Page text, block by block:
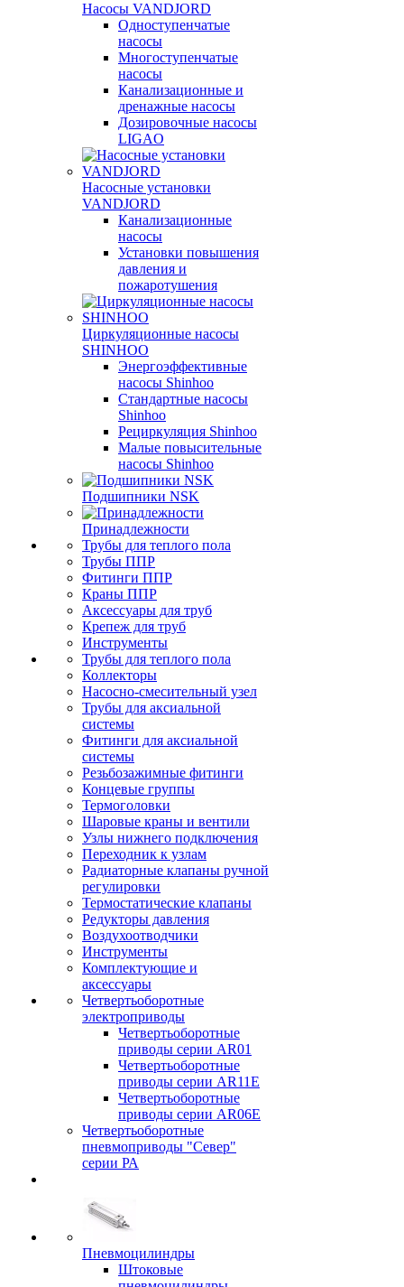
Насосы VANDJORD
Одноступенчатые
насосы
Многоступенчатые
насосы
Канализационные и
дренажные насосы
Дозировочные насосы
LIGAO
Насосные установки
VANDJORD
Канализационные
насосы
Установки повышения
давления и
пожаротушения
Циркуляционные насосы
SHINHOO
Энергоэффективные
насосы Shinhoo
Стандартные насосы
Shinhoo
Рециркуляция Shinhoo
Малые повысительные
насосы Shinhoo
Подшипники NSK
Принадлежности
Трубы для теплого пола
Трубы ППР
Фитинги ППР
Краны ППР
Аксессуары для труб
Крепеж для труб
Инструменты
Трубы для теплого пола
Коллекторы
Насосно-смесительный узел
Трубы для аксиальной
системы
Фитинги для аксиальной
системы
Резьбозажимные фитинги
Концевые группы
Термоголовки
Шаровые краны и вентили
Узлы нижнего подключения
Переходник к узлам
Радиаторные клапаны ручной
регулировки
Термостатические клапаны
Редукторы давления
Воздухоотводчики
Инструменты
Комплектующие и
аксессуары
Четвертьоборотные
электроприводы
Четвертьоборотные
приводы серии AR01
Четвертьоборотные
приводы серии AR11E
Четвертьоборотные
приводы серии AR06E
Четвертьоборотные
пневмоприводы "Север"
серии РА
Пневмоцилиндры
Штоковые